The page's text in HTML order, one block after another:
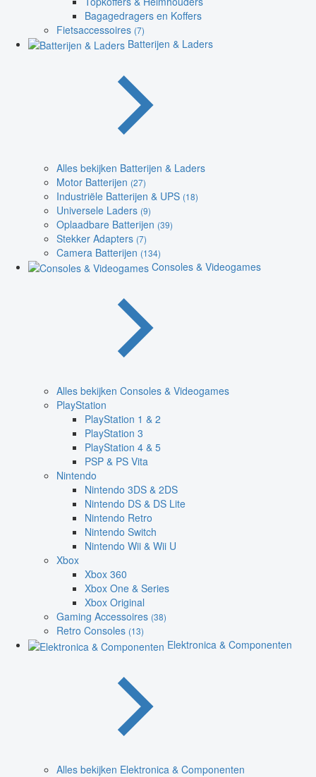
Bagagedragers en Koffers
Fietsaccessoires (7)
Batterijen & Laders
Alles bekijken Batterijen & Laders
Motor Batterijen (27)
Industriële Batterijen & UPS (18)
Universele Laders (9)
Oplaadbare Batterijen (39)
Stekker Adapters (7)
Camera Batterijen (134)
Consoles & Videogames
Alles bekijken Consoles & Videogames
PlayStation
PlayStation 1 & 2
PlayStation 3
PlayStation 4 & 5
PSP & PS Vita
Nintendo
Nintendo 3DS & 2DS
Nintendo DS & DS Lite
Nintendo Retro
Nintendo Switch
Nintendo Wii & Wii U
Xbox
Xbox 360
Xbox One & Series
Xbox Original
Gaming Accessoires (38)
Retro Consoles (13)
Elektronica & Componenten
Alles bekijken Elektronica & Componenten